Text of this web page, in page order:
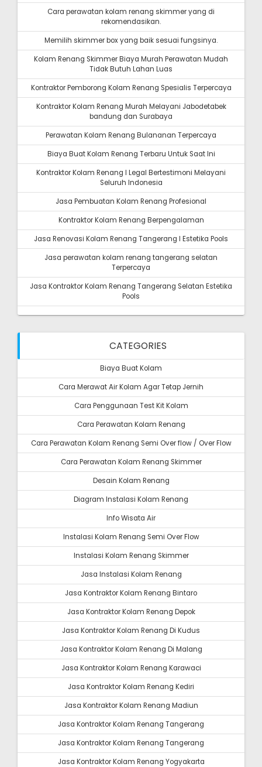
Cara perawatan kolam renang skimmer yang di
rekomendasikan.
Memilih skimmer box yang baik sesuai fungsinya.
Kolam Renang Skimmer Biaya Murah Perawatan Mudah
Tidak Butuh Lahan Luas
Kontraktor Pemborong Kolam Renang Spesialis Terpercaya
Kontraktor Kolam Renang Murah Melayani Jabodetabek
bandung dan Surabaya
Perawatan Kolam Renang Bulananan Terpercaya
Biaya Buat Kolam Renang Terbaru Untuk Saat Ini
Kontraktor Kolam Renang I Legal Bertestimoni Melayani
Seluruh Indonesia
Jasa Pembuatan Kolam Renang Profesional
Kontraktor Kolam Renang Berpengalaman
Jasa Renovasi Kolam Renang Tangerang I Estetika Pools
Jasa perawatan kolam renang tangerang selatan
Terpercaya
Jasa Kontraktor Kolam Renang Tangerang Selatan Estetika
Pools
CATEGORIES
Biaya Buat Kolam
Cara Merawat Air Kolam Agar Tetap Jernih
Cara Penggunaan Test Kit Kolam
Cara Perawatan Kolam Renang
Cara Perawatan Kolam Renang Semi Over flow / Over Flow
Cara Perawatan Kolam Renang Skimmer
Desain Kolam Renang
Diagram Instalasi Kolam Renang
Info Wisata Air
Instalasi Kolam Renang Semi Over Flow
Instalasi Kolam Renang Skimmer
Jasa Instalasi Kolam Renang
Jasa Kontraktor Kolam Renang Bintaro
Jasa Kontraktor Kolam Renang Depok
Jasa Kontraktor Kolam Renang Di Kudus
Jasa Kontraktor Kolam Renang Di Malang
Jasa Kontraktor Kolam Renang Karawaci
Jasa Kontraktor Kolam Renang Kediri
Jasa Kontraktor Kolam Renang Madiun
Jasa Kontraktor Kolam Renang Tangerang
Jasa Kontraktor Kolam Renang Tangerang
Jasa Kontraktor Kolam Renang Yogyakarta